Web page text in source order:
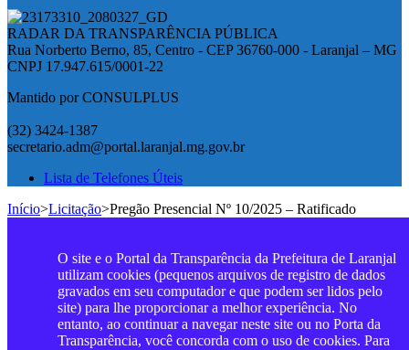
RADAR DA TRANSPARÊNCIA PÚBLICA
Rua Norberto Berno, 85, Centro - CEP 36760-000 - Laranjal – MG
CNPJ 17.947.615/0001-22
Mantido por CONSULPLUS
(32) 3424-1387
secretario.adm@portal.laranjal.mg.gov.br
Lista de Telefones Úteis
Início>Licitação>Pregão Presencial Nº 10/2025 – Ratificado
O site e o Portal da Transparência da Prefeitura de Laranjal
utilizam cookies (pequenos arquivos de registro de dados
gravados em seu computador e que podem ser lidos pelo
site) para lhe proporcionar a melhor experiência. No
entanto, ao continuar a navegar neste site ou no Porta da
Transparência, você concorda com o uso de cookies. Para